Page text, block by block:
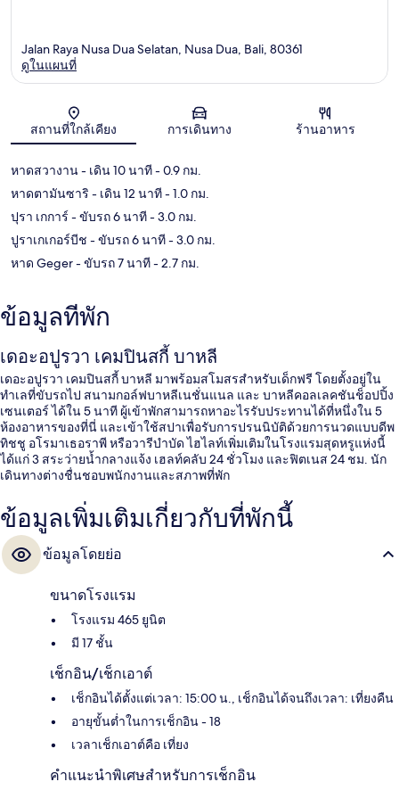
แผนที่
Jalan Raya Nusa Dua Selatan, Nusa Dua, Bali, 80361
ดูในแผนที่
สถานที่ใกล้เคียง การเดินทาง ร้านอาหาร
หาดสวางาน- เดิน 10 นาที- 0.9 กม.
หาดตามันซาริ - เดิน 12 นาที- 1.0 กม.
ปุรา เกการ์ - ขับรถ 6 นาที- 3.0 กม.
ปูราเกเกอร์บีช - ขับรถ 6 นาที- 3.0 กม.
หาด Geger- ขับรถ 7 นาที- 2.7 กม.
ข้อมูลที่พัก
เดอะอปูรวา เคมปินสกี้ บาหลี
เดอะอปูรวา เคมปินสกี้ บาหลี มาพร้อมสโมสรสำหรับเด็กฟรี โดยตั้งอยู่ใน
ทำเลที่ขับรถไป สนามกอล์ฟบาหลีเนชั่นแนล และ บาหลีคอลเลคชันช็อปปิ้ง
เซนเตอร์ ได้ใน 5 นาที ผู้เข้าพักสามารถหาอะไรรับประทานได้ที่หนึ่งใน 5
ห้องอาหารของที่นี่ และเข้าใช้สปาเพื่อรับการปรนนิบัติด้วยการนวดแบบดีพ
ทิชชู อโรมาเธอราพี หรือวารีบำบัด ไฮไลท์เพิ่มเติมในโรงแรมสุดหรูแห่งนี้
ได้แก่ 3 สระว่ายน้ำกลางแจ้ง เฮลท์คลับ 24 ชั่วโมง และฟิตเนส 24 ชม. นัก
เดินทางต่างชื่นชอบพนักงานและสภาพที่พัก
ข้อมูลเพิ่มเติมเกี่ยวกับที่พักนี้
ข้อมูลโดยย่อ
ขนาดโรงแรม
โรงแรม 465 ยูนิต
มี 17 ชั้น
เช็กอิน/เช็กเอาต์
เช็กอินได้ตั้งแต่เวลา: 15:00 น., เช็กอินได้จนถึงเวลา: เที่ยงคืน
อายุขั้นต่ำในการเช็กอิน - 18
เวลาเช็กเอาต์คือ เที่ยง
คำแนะนำพิเศษสำหรับการเช็กอิน